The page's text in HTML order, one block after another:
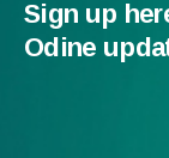
Sign up
Odine